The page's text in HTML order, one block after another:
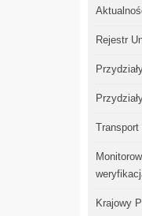
Rejestr
Transport
Krajowy